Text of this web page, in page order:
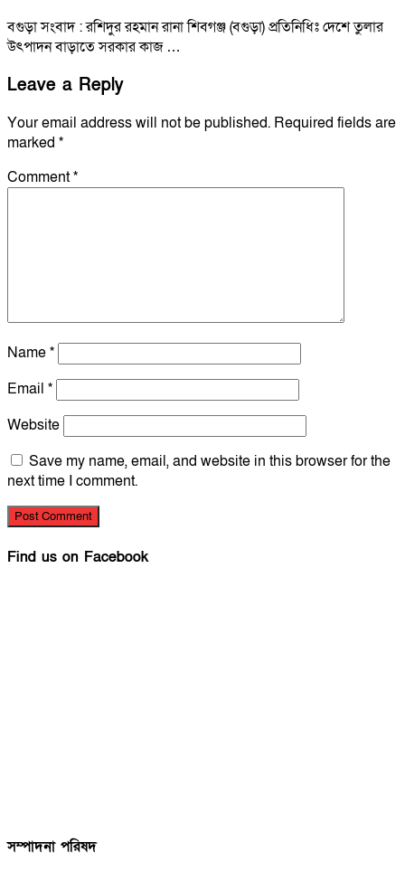
বগুড়া সংবাদ : রশিদুর রহমান রানা শিবগঞ্জ (বগুড়া) প্রতিনিধিঃ দেশে তুলার
উৎপাদন বাড়াতে সরকার কাজ …
Leave a Reply
Your email address will not be published. Required fields are
marked *
Comment*
Name*
Email *
Website
Save my name, email, and website in this browser for the
next time I comment.
Find us on Facebook
সম্পাদনা পরিষদ